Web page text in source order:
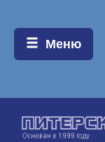
Меню:
Меню